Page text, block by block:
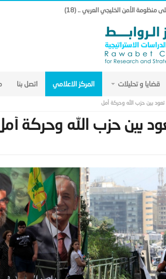
منظومة الأمن الخليجي العربي .. (18)
قضايا و تحليلات المركز الاعلامي اتصل بنا
بين حزب الله وحركة أمل
بين حزب الله وحركة